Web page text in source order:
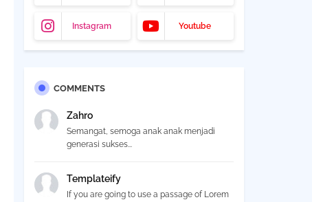
Instagram Youtube
COMMENTS
Zahro
Semangat, semoga anak anak menjadi
generasi sukses...
Templateify
If you are going to use a passage of Lorem